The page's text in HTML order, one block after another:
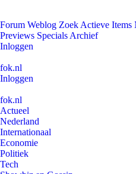
Forum Weblog Zoek Actieve Items
Previews Specials Archief
Inloggen
fok.nl
Inloggen
fok.nl
Actueel
Nederland
Internationaal
Economie
Politiek
Tech